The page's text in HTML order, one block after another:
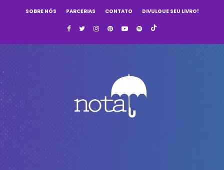
SOBRE NÓS PARCERIAS CONTATO DIVULGUE SEU LIVRO!